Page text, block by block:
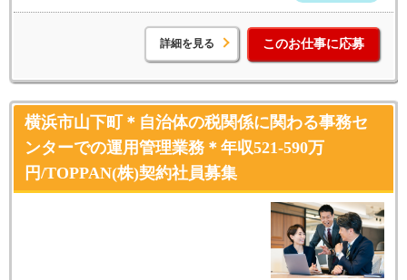
詳細を見る このお仕事に応募
横浜市山下町＊自治体の税関係に関わる事務セ
ンターでの運用管理業務＊年収521-590万
円/TOPPAN(株)契約社員募集